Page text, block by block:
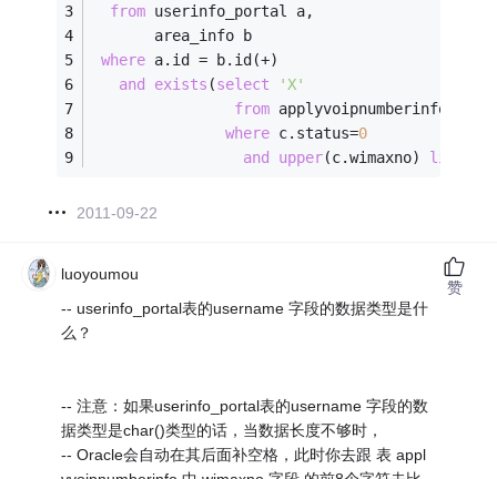
from userinfo_portal a,
       area_info b
where a.id = b.id(+)
and
exists (select
'X'
from applyvoipnumberinfo c
where c.status=0
and
upper(c.wimaxno) like
2011-09-22
luoyoumou
-- userinfo_portal表的username 字段的数据类型是什
么？
-- 注意：如果userinfo_portal表的username 字段的数
据类型是char()类型的话，当数据长度不够时，
-- Oracle会自动在其后面补空格，此时你去跟 表 appl
赞